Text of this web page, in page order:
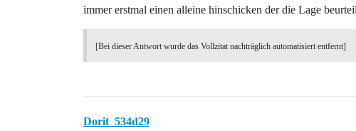
immer erstmal einen alleine hinschicken der die Lage
[Bei dieser Antwort wurde das Vollzitat nachträglich automatisiert entfernt]
Dorit_534d29